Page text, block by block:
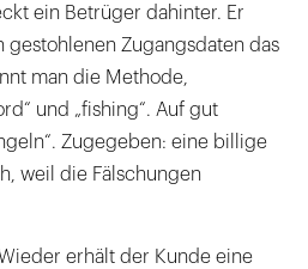
ein Betrüger dahinter. Er
Zugangsdaten das
man die Methode,
und „fishing“. Auf gut
Zugegeben: eine billige
weil die Fälschungen
erhält der Kunde eine